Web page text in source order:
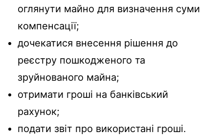
оглянути майно для визначення суми
компенсації;
дочекатися внесення рішення до
реєстру пошкодженого та
зруйнованого майна;
отримати гроші на банківський
рахунок;
подати звіт про використані гроші.